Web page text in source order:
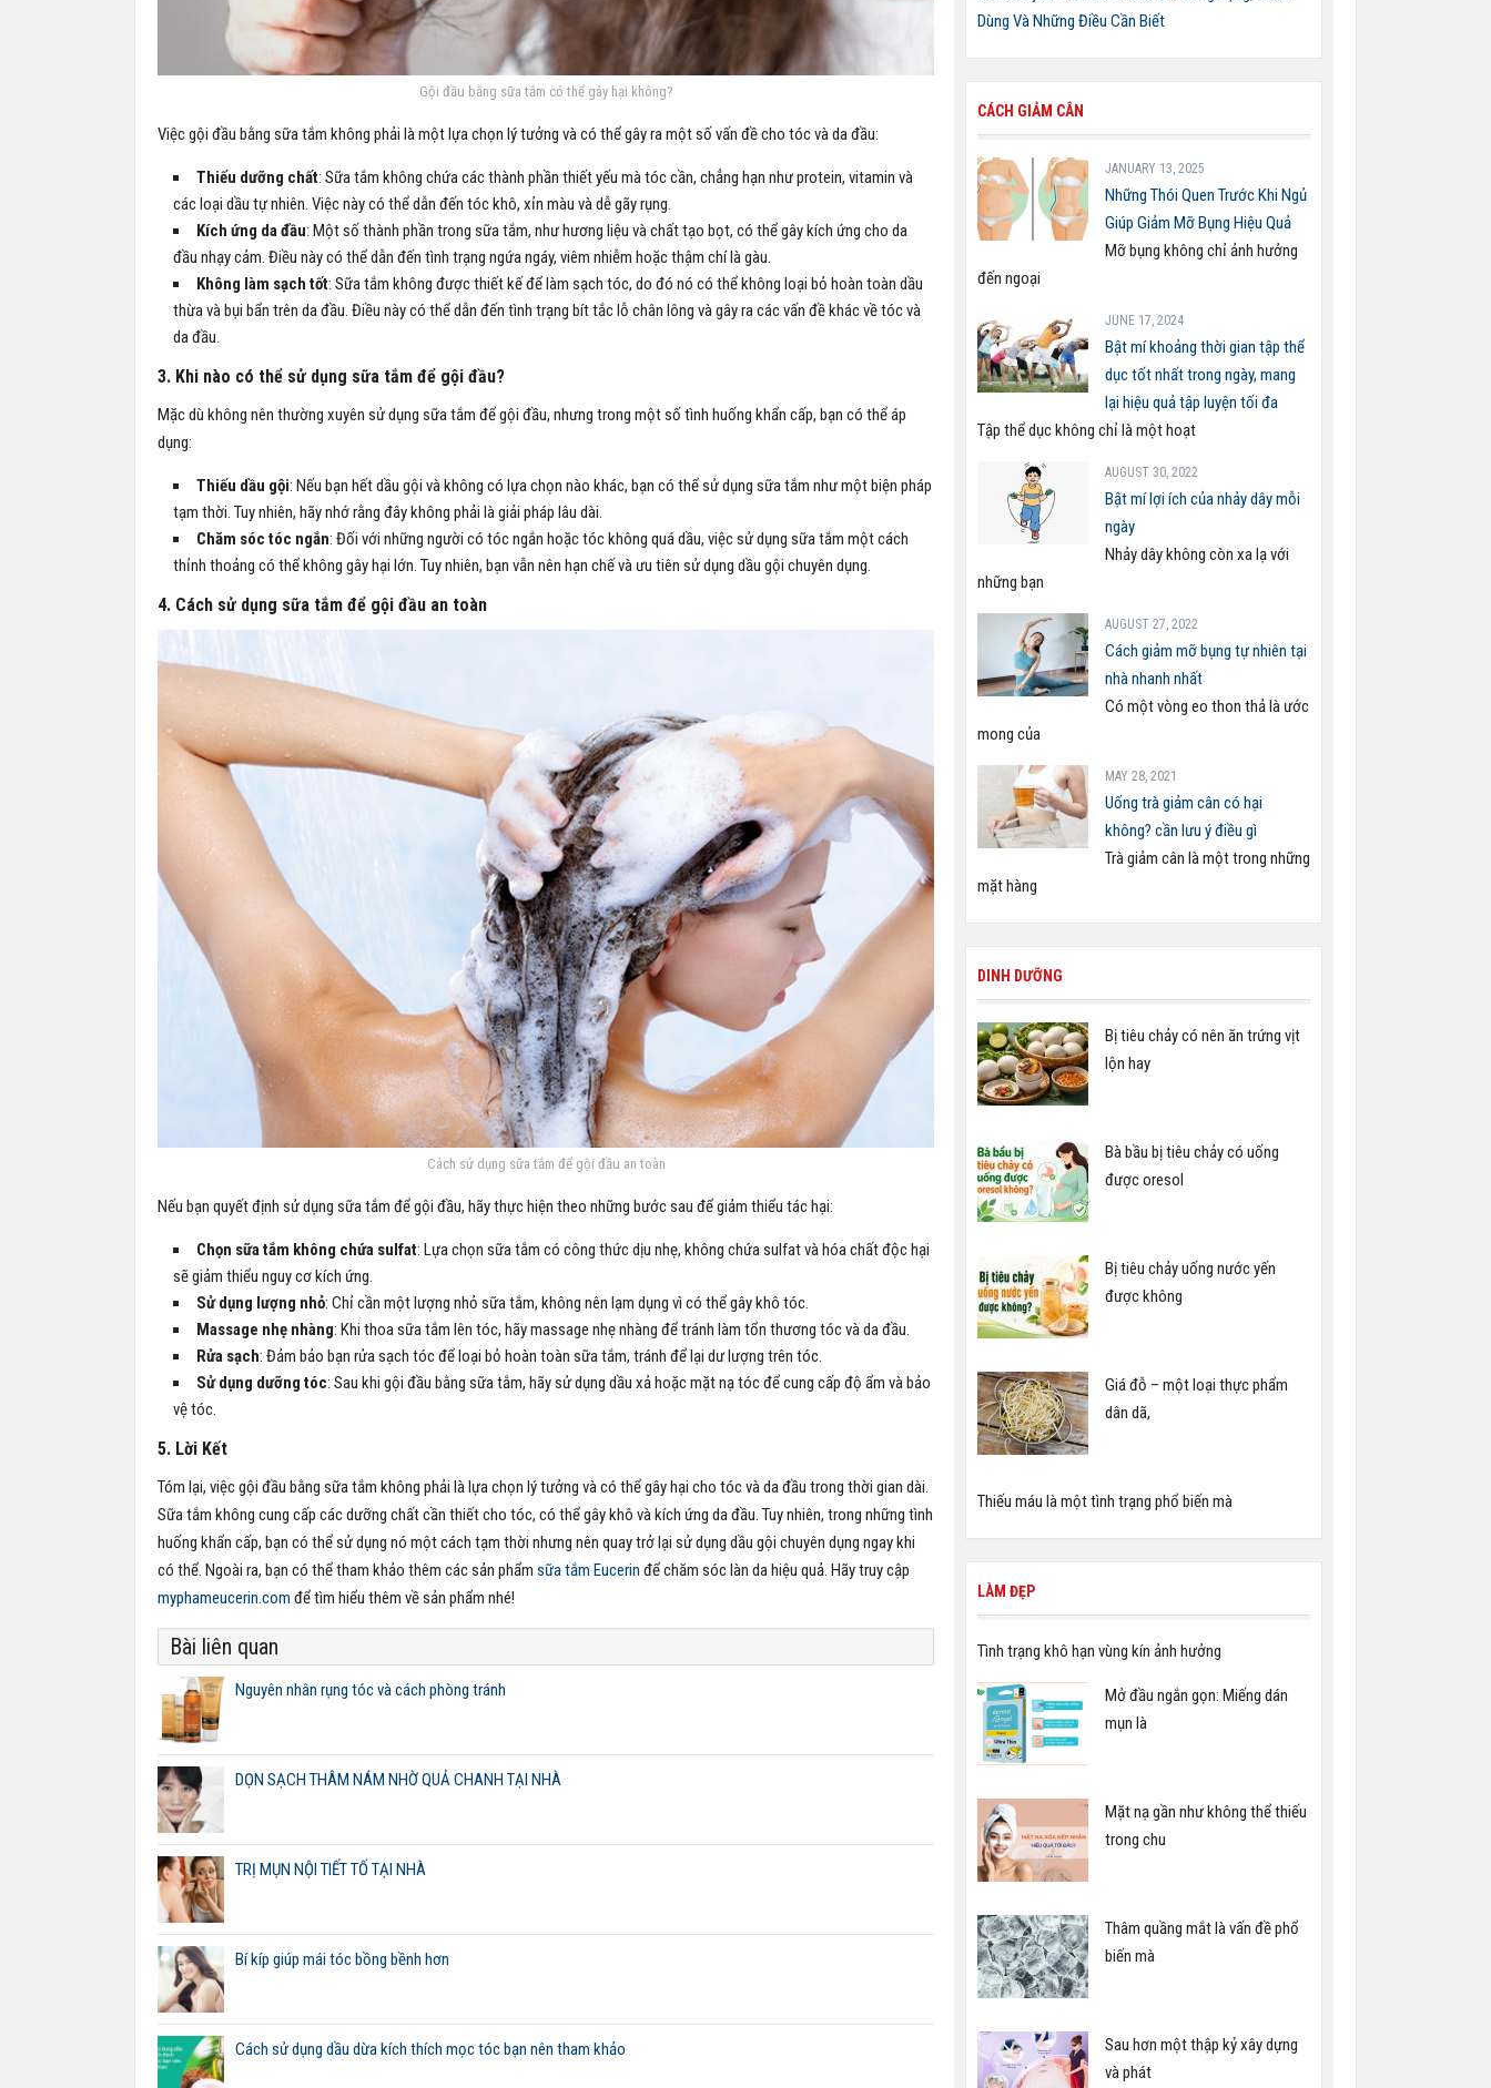
Gội đầu bằng sữa tắm có thể gây hại không?
Việc gội đầu bằng sữa tắm không phải là một lựa chọn lý tưởng và có thể gây ra một số vấn đề cho tóc và da đầu:
Thiếu dưỡng chất: Sữa tắm không chứa các thành phần thiết yếu mà tóc cần, chẳng hạn như protein, vitamin và
các loại dầu tự nhiên. Việc này có thể dẫn đến tóc khô, xỉn màu và dễ gãy rụng.
Kích ứng da đầu: Một số thành phần trong sữa tắm, như hương liệu và chất tạo bọt, có thể gây kích ứng cho da
đầu nhạy cảm. Điều này có thể dẫn đến tình trạng ngứa ngáy, viêm nhiễm hoặc thậm chí là gàu.
Không làm sạch tốt: Sữa tắm không được thiết kế để làm sạch tóc, do đó nó có thể không loại bỏ hoàn toàn dầu
thừa và bụi bẩn trên da đầu. Điều này có thể dẫn đến tình trạng bít tắc lỗ chân lông và gây ra các vấn đề khác về tóc và
da đầu.
3. Khi nào có thể sử dụng sữa tắm để gội đầu?
Mặc dù không nên thường xuyên sử dụng sữa tắm để gội đầu, nhưng trong một số tình huống khẩn cấp, bạn có thể áp
dụng:
Thiếu dầu gội: Nếu bạn hết dầu gội và không có lựa chọn nào khác, bạn có thể sử dụng sữa tắm như một biện pháp
tạm thời. Tuy nhiên, hãy nhớ rằng đây không phải là giải pháp lâu dài.
Chăm sóc tóc ngắn: Đối với những người có tóc ngắn hoặc tóc không quá dầu, việc sử dụng sữa tắm một cách
thỉnh thoảng có thể không gây hại lớn. Tuy nhiên, bạn vẫn nên hạn chế và ưu tiên sử dụng dầu gội chuyên dụng.
4. Cách sử dụng sữa tắm để gội đầu an toàn
Cách sử dụng sữa tắm để gội đầu an toàn
Nếu bạn quyết định sử dụng sữa tắm để gội đầu, hãy thực hiện theo những bước sau để giảm thiểu tác hại:
Chọn sữa tắm không chứa sulfat: Lựa chọn sữa tắm có công thức dịu nhẹ, không chứa sulfat và hóa chất độc hại
sẽ giảm thiểu nguy cơ kích ứng.
Sử dụng lượng nhỏ: Chỉ cần một lượng nhỏ sữa tắm, không nên lạm dụng vì có thể gây khô tóc.
Massage nhẹ nhàng: Khi thoa sữa tắm lên tóc, hãy massage nhẹ nhàng để tránh làm tổn thương tóc và da đầu.
Rửa sạch: Đảm bảo bạn rửa sạch tóc để loại bỏ hoàn toàn sữa tắm, tránh để lại dư lượng trên tóc.
Sử dụng dưỡng tóc: Sau khi gội đầu bằng sữa tắm, hãy sử dụng dầu xả hoặc mặt nạ tóc để cung cấp độ ẩm và bảo
vệ tóc.
5. Lời Kết
Tóm lại, việc gội đầu bằng sữa tắm không phải là lựa chọn lý tưởng và có thể gây hại cho tóc và da đầu trong thời gian dài.
Sữa tắm không cung cấp các dưỡng chất cần thiết cho tóc, có thể gây khô và kích ứng da đầu. Tuy nhiên, trong những tình
huống khẩn cấp, bạn có thể sử dụng nó một cách tạm thời nhưng nên quay trở lại sử dụng dầu gội chuyên dụng ngay khi
có thể. Ngoài ra, bạn có thể tham khảo thêm các sản phẩm sữa tắm Eucerin để chăm sóc làn da hiệu quả. Hãy truy cập
myphameucerin.com để tìm hiểu thêm về sản phẩm nhé!
Bài liên quan
Nguyên nhân rụng tóc và cách phòng tránh
DỌN SẠCH THÂM NÁM NHỜ QUẢ CHANH TẠI NHÀ
TRỊ MỤN NỘI TIẾT TỐ TẠI NHÀ
Bí kíp giúp mái tóc bồng bềnh hơn
Cách sử dụng dầu dừa kích thích mọc tóc bạn nên tham khảo
Dùng Và Những Điều Cần Biết
CÁCH GIẢM CÂN
JANUARY 13, 2025
Những Thói Quen Trước Khi Ngủ
Giúp Giảm Mỡ Bụng Hiệu Quả
Mỡ bụng không chỉ ảnh hưởng
đến ngoại
JUNE 17, 2024
Bật mí khoảng thời gian tập thể
dục tốt nhất trong ngày, mang
lại hiệu quả tập luyện tối đa
Tập thể dục không chỉ là một hoạt
AUGUST 30, 2022
Bật mí lợi ích của nhảy dây mỗi
ngày
Nhảy dây không còn xa lạ với
những bạn
AUGUST 27, 2022
Cách giảm mỡ bụng tự nhiên tại
nhà nhanh nhất
Có một vòng eo thon thả là ước
mong của
MAY 28, 2021
Uống trà giảm cân có hại
không? cần lưu ý điều gì
Trà giảm cân là một trong những
mặt hàng
DINH DƯỠNG
Bị tiêu chảy có nên ăn trứng vịt
lộn hay
Bà bầu bị tiêu chảy có uống
được oresol
Bị tiêu chảy uống nước yến
được không
Giá đỗ – một loại thực phẩm
dân dã,
Thiếu máu là một tình trạng phổ biến mà
LÀM ĐẸP
Tình trạng khô hạn vùng kín ảnh hưởng
Mở đầu ngắn gọn: Miếng dán
mụn là
Mặt nạ gần như không thể thiếu
trong chu
Thâm quầng mắt là vấn đề phổ
biến mà
Sau hơn một thập kỷ xây dựng
và phát